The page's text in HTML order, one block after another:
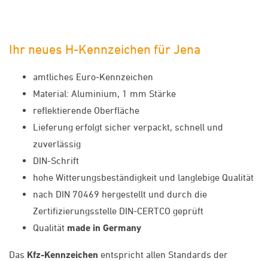
Ihr neues H-Kennzeichen für Jena
amtliches Euro-Kennzeichen
Material: Aluminium, 1 mm Stärke
reflektierende Oberfläche
Lieferung erfolgt sicher verpackt, schnell und
zuverlässig
DIN-Schrift
hohe Witterungsbeständigkeit und langlebige Qualität
nach DIN 70469 hergestellt und durch die
Zertifizierungsstelle DIN-CERTCO geprüft
Qualität made in Germany
Das Kfz-Kennzeichen entspricht allen Standards der